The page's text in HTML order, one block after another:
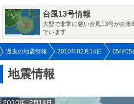
台風13号情報
大型で非常に強い台風13号が久
でいます
過去の地震情報 2010年02月14日 05時05
地震情報